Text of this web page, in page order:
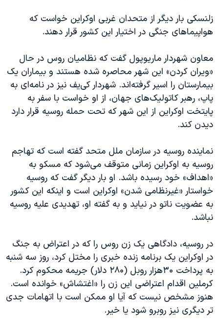
زلنسکی بار دیگر از متحدان غربی اوکراین خواست که
هواپیماهای جنگی در اختیار این کشور قرار دهند.
معاون شهردار ماریوپول گفت که نظامیان روس در حال
«ویران کردن» این شهر محاصره شده هستند و بیماران یک
بیمارستان را اسیر گرفته‌اند. شهردار کی‌یف نیز در نامه‌ای به
پاپ، رهبر کاتولیک‌های جهان، از او خواست با سفر به
پایتخت اوکراین از این شهر که تحت حمله روسیه قرار دارد
دیدن کند.
نماینده روسیه در سازمان ملل متحد گفته است که تهاجم
روسیه به اوکراین زمانی متوقف می‌شود که مسکو به
«اهداف» خود رسیده باشد. او بار دیگر گفت که روسیه
خواستار «غیرنظامی شدن» اوکراین است و اینکه این کشور
به عضویت ناتو در نیاید و به گفته او، تهدیدی علیه روسیه
نباشد.
در روسیه، دادگاهی یک زن روس را که در اعتراض به جنگ
در اوکراین یک برنامه زنده خبری را مختل کرد، روز سه شنبه
به پرداخت ۳۰هزار روبل (۲۸۰ دلار) جریمه محکوم کرد.
کرملین اقدام اعتراضی این زن را «اغتشاش» خوانده است.
هنوز مشخص نیست که آیا او ممکن است با اتهامات جدی‌
تر دیگری نیز روبرو شود یا خیر.